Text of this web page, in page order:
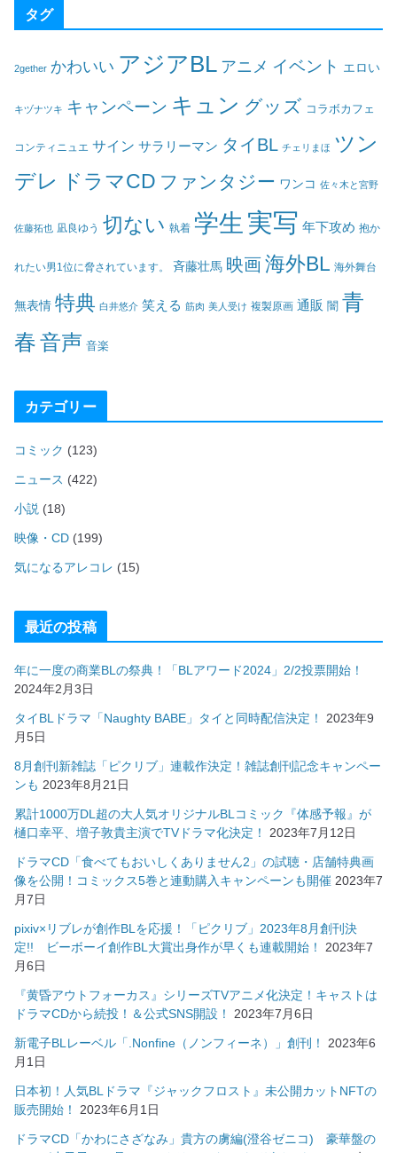
タグ
2gether かわいい アジアBL アニメ イベント エロい
キヅナツキ キャンペーン キュン グッズ コラボカフェ
コンティニュエ サイン サラリーマン タイBL チェリまほ ツン
デレ
ドラマCD ファンタジー ワンコ 佐々木と宮野
佐藤拓也 凪良ゆう 切ない 執着 学生 実写 年下攻め 抱か
れたい男1位に脅されています。 斉藤壮馬 映画海外BL 海外舞台
無表情 特典 白井悠介 笑える 筋肉 美人受け 複製原画 通販 闇 青
春音声 音楽
カテゴリー
コミック (123)
ニュース (422)
小説 (18)
映像・CD (199)
気になるアレコレ (15)
最近の投稿
年に一度の商業BLの祭典！「BLアワード2024」2/2投票開始！
2024年2月3日
タイBLドラマ「Naughty BABE」タイと同時配信決定！
2023年9
月5日
8月創刊新雑誌「ピクリブ」連載作決定！雑誌創刊記念キャンペー
ンも 2023年8月21日
累計1000万DL超の大人気オリジナルBLコミック『体感予報』が
樋口幸平、増子敦貴主演でTVドラマ化決定！
2023年7月12日
ドラマCD「食べてもおいしくありません2」の試聴・店舗特典画
像を公開！コミックス5巻と連動購入キャンペーンも開催 2023年7
月7日
pixiv×リブレが創作BLを応援！「ピクリブ」2023年8月創刊決
定!! ビーボーイ創作BL大賞出身作が早くも連載開始！
2023年7
月6日
『黄昏アウトフォーカス』シリーズTVアニメ化決定！キャストは
ドラマCDから続投！＆公式SNS開設！
2023年7月6日
新電子BLレーベル「.Nonfine（ノンフィーネ）」創刊！
2023年6
月1日
日本初！人気BLドラマ『ジャックフロスト』未公開カットNFTの
販売開始！
2023年6月1日
ドラマCD「かわにさざなみ」貴方の虜編(澄谷ゼニコ) 豪華盤の